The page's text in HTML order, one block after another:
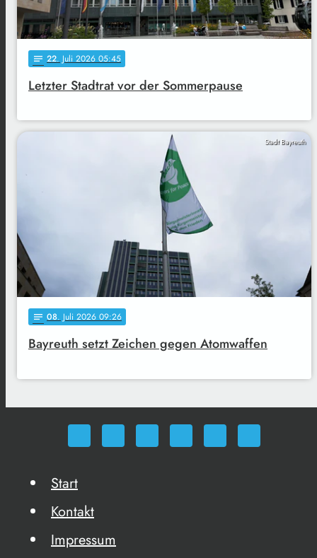
notes 22. Juli 2026 05:45
Letzter Stadtrat vor der Sommerpause
Stadt Bayreuth
notes 08. Juli 2026 09:26
Bayreuth setzt Zeichen gegen Atomwaffen
Start
Kontakt
Impressum